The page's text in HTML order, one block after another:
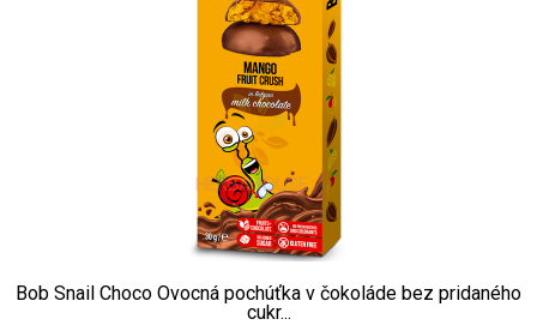
Bob Snail Choco Ovocná pochúťka v čokoláde bez pridaného
cukr...